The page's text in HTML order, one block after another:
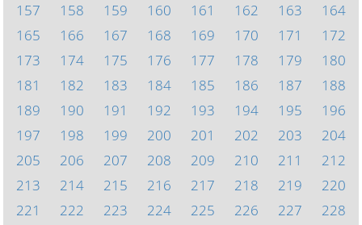
157
158 159 160 161 162 163
164
165
166 167 168 169 170 171
172
173
174 175 176 177 178 179
180
181
182 183 184 185 186 187
188
189
190 191 192 193 194 195
196
197
198 199 200 201 202 203
204
205
206 207 208 209 210 211
212
213
214 215 216 217 218 219
220
221
222 223 224 225 226 227
228